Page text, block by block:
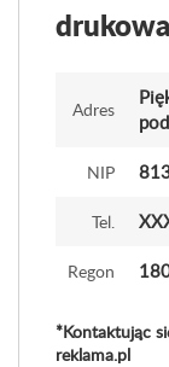
Adres
NIP
Tel.
Regon
*Kontaktując
reklama.pl